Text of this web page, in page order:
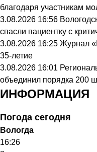
благодаря участникам
3.08.2026 16:56
спасли пациентку с
3.08.2026 16:25 Журнал
35-летие
3.08.2026 16:01
объединил порядка 200
ИНФОРМАЦИЯ
Погода сегодня
Вологда
16:26